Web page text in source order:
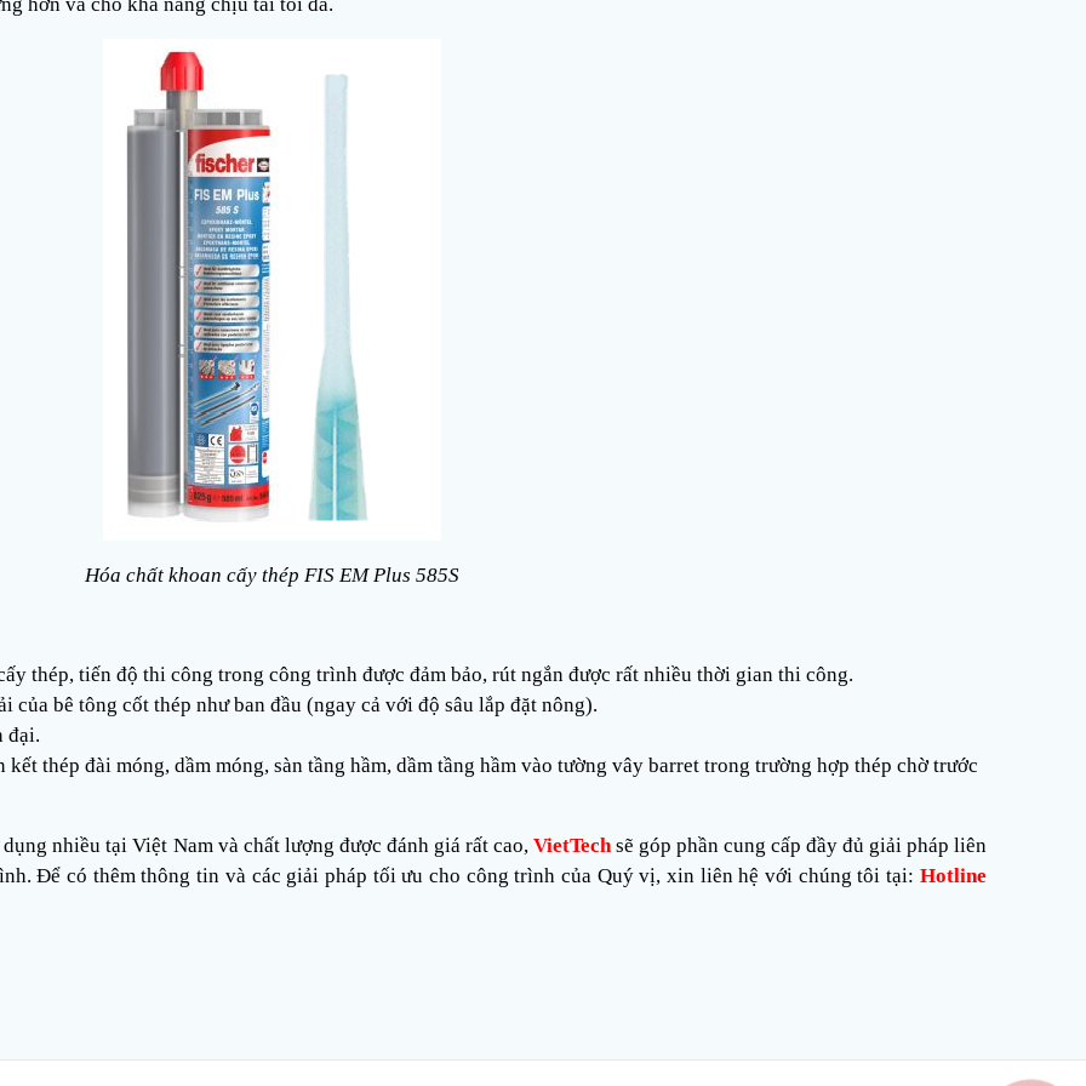
Hóa chất khoan cấy thép FIS EM Plus 585S
thép, tiến độ thi công trong công trình được đảm bảo, rút ngắn được rất nhiều thời gian thi công.
của bê tông cốt thép như ban đầu (ngay cả với độ sâu lắp đặt nông).
đại.
thép đài móng, dầm móng, sàn tầng hầm, dầm tầng hầm vào tường vây barret trong trường hợp thép chờ trước
dụng nhiều tại Việt Nam và chất lượng được đánh giá rất cao, VietTechsẽ góp phần cung cấp đầy đủ giải pháp liên
Để có thêm thông tin và các giải pháp tối ưu cho công trình của Quý vị, xin liên hệ với chúng tôi tại: Hotline